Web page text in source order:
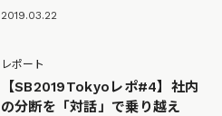
2019.03.22
レポート
【SB2019Tokyoレポ#4】社内
の分断を「対話」で乗り越え